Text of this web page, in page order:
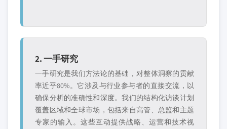
2. 一手研究
一手研究是我们方法论的基础，对整体洞察的贡献
率近乎80%。它涉及与行业参与者的直接交流，以
确保分析的准确性和深度。我们的结构化访谈计划
覆盖区域和全球市场，包括来自高管、总监和主题
专家的输入。这些互动提供战略、运营和技术视